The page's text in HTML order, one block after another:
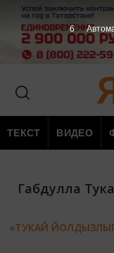
ТЕКСТ ВИДЕО
Габдулла
«ТУКАЙ ЙОЛДЫЗЛЫГЫ»
5